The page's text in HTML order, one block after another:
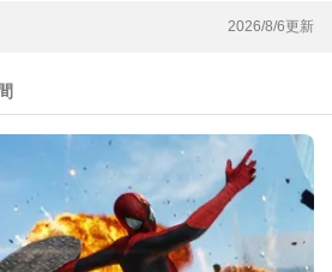
2026/8/6更新